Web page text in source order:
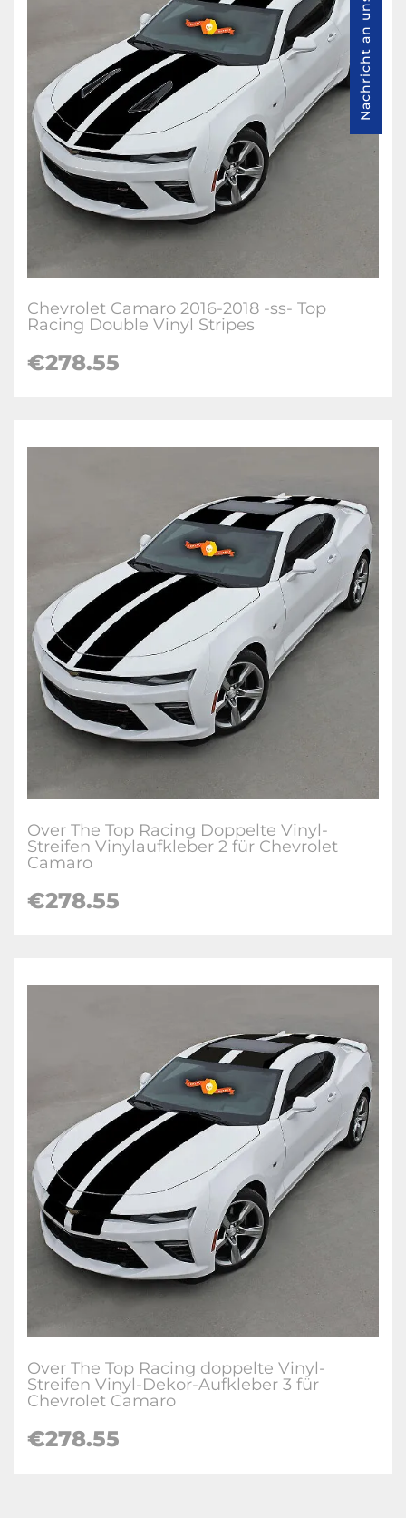
Chevrolet Camaro 2016-2018 -ss- Top
Racing Double Vinyl Stripes
€278.55
Over The Top Racing Doppelte Vinyl-
Streifen Vinylaufkleber 2 für Chevrolet
Camaro
€278.55
Over The Top Racing doppelte Vinyl-
Streifen Vinyl-Dekor-Aufkleber 3 für
Chevrolet Camaro
€278.55
Nachricht an uns